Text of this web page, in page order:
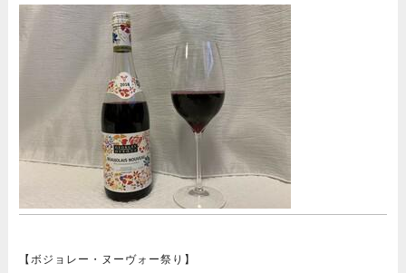
【ボジョレー・ヌーヴォー祭り】